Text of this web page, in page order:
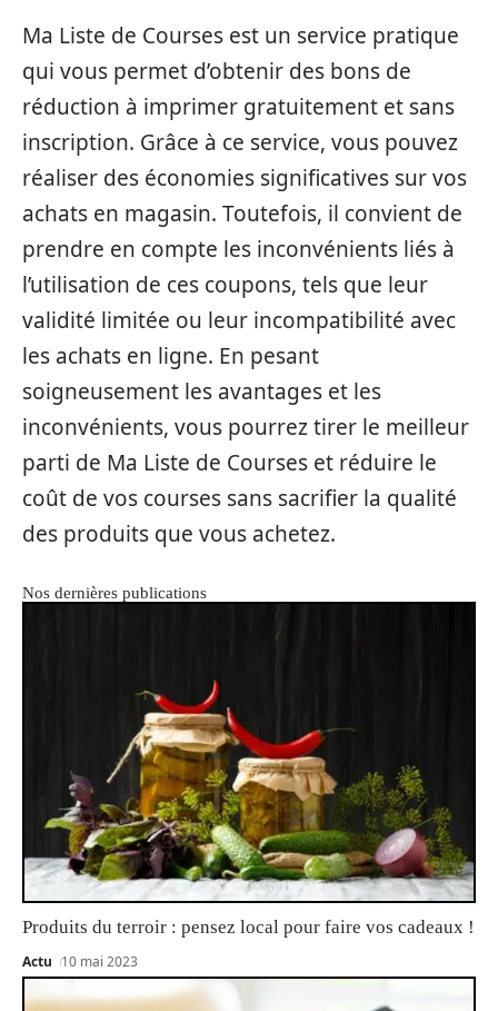
Ma Liste de Courses est un service pratique
qui vous permet d’obtenir des bons de
réduction à imprimer gratuitement et sans
inscription. Grâce à ce service, vous pouvez
réaliser des économies significatives sur vos
achats en magasin. Toutefois, il convient de
prendre en compte les inconvénients liés à
l’utilisation de ces coupons, tels que leur
validité limitée ou leur incompatibilité avec
les achats en ligne. En pesant
soigneusement les avantages et les
inconvénients, vous pourrez tirer le meilleur
parti de Ma Liste de Courses et réduire le
coût de vos courses sans sacrifier la qualité
des produits que vous achetez.
Nos dernières publications
Produits du terroir : pensez local pour faire vos cadeaux !
Actu 10 mai 2023